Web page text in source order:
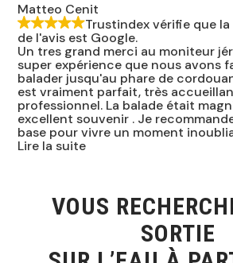
Matteo Cenit
Trustindex vérifie que
de l'avis est Google.
Un tres grand merci au moniteur
super expérience que nous avons
balader jusqu'au phare de
est vraiment parfait, très
professionnel. La balade était
excellent souvenir . Je
base pour vivre un moment
Lire la suite
VOUS
SORTIE